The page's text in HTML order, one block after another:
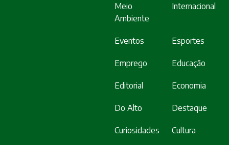
Meio
Ambiente
Internacional
Eventos Esportes
Emprego Educação
Editorial Economia
Do Alto Destaque
Curiosidades Cultura